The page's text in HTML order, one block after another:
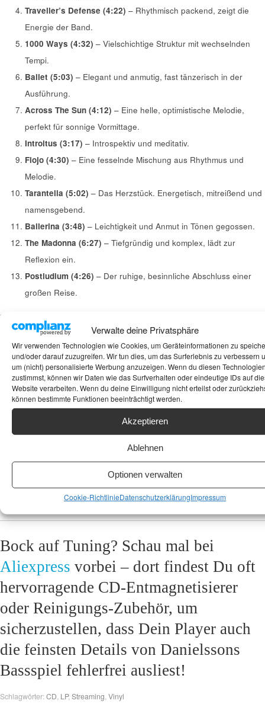
Verwalte deine Privatsphäre
Wir verwenden Technologien wie Cookies, um Geräteinformationen zu
und/oder darauf zuzugreifen. Wir tun dies, um das Surferlebnis zu verbessern
um (nicht) personalisierte Werbung anzuzeigen. Wenn du diesen
zustimmst, können wir Daten wie das Surfverhalten oder eindeutige IDs auf
Website verarbeiten. Wenn du deine Einwilligung nicht erteilst oder
können bestimmte Funktionen beeinträchtigt werden.
Akzeptieren
Ablehnen
Optionen verwalten
Cookie-RichtlinieDatenschutzerklärungImpressum
Traveller’s Defense (4:22) – Rhythmisch packend, zeigt die
Energie der Band.
1000 Ways (4:32) – Vielschichtige Struktur mit wechselnden
Tempi.
Ballet (5:03) – Elegant und anmutig, fast tänzerisch in der
Ausführung.
Across The Sun (4:12) – Eine helle, optimistische Melodie,
perfekt für sonnige Vormittage.
Introitus (3:17) – Introspektiv und meditativ.
Fiojo (4:30) – Eine fesselnde Mischung aus Rhythmus und
Melodie.
Tarantella (5:02) – Das Herzstück. Energetisch, mitreißend und
namensgebend.
Ballerina (3:48) – Leichtigkeit und Anmut in Tönen gegossen.
The Madonna (6:27) – Tiefgründig und komplex, lädt zur
Reflexion ein.
Postludium (4:26) – Der ruhige, besinnliche Abschluss einer
großen Reise.
Fazit: Ein Muss für jede HiFi-Sammlung
Lars Danielsson ist mit „Tarantella“ ein Geniestreich gelungen. Es ist
ein Album, das sowohl zum konzentrierten Hören im „Sweet Spot“ als
auch zum entspannten Genießen einlädt. Die klangliche Vielfalt, die
von den tiefsten Bassläufen bis zu den feinsten Cembalo-Anschlägen
reicht, macht es zu einer perfekten Testplatte für hochwertige
Komponenten.
Wer wissen will, wie lebendig und gleichzeitig diszipliniert moderner
Jazz klingen kann, kommt an dieser Scheibe nicht vorbei. „Tarantella“
ist ein zeitloses Dokument skandinavischer Musikalität und technischer
Perfektion auf einem Silberling (oder Vinyl).
Bock auf Tuning? Schau mal bei
Aliexpress vorbei – dort findest Du oft
hervorragende CD-Entmagnetisierer
oder Reinigungs-Zubehör, um
sicherzustellen, dass Dein Player auch
die feinsten Details von Danielssons
Bassspiel fehlerfrei ausliest!
Schlagwörter:CD, LP,Streaming,Vinyl